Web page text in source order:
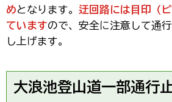
めとなります。 迂回路には目印（
ていますので、安全に注意して通
し上げます。
大浪池登山道一部通行